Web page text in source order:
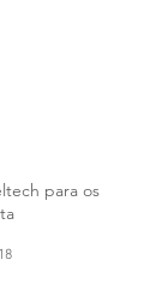
para os